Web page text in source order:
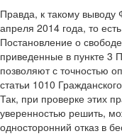
Правда, к такому
апреля 2014 года, то
Постановление о
приведенные в пункте 3
позволяют с точностью
статьи 1010
Так, при проверке этих
уверенностью решить,
односторонний отказ в